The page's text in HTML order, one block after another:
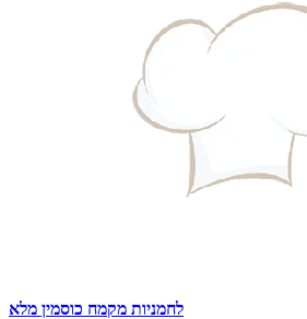
לחמניות מקמח כוסמין מלא